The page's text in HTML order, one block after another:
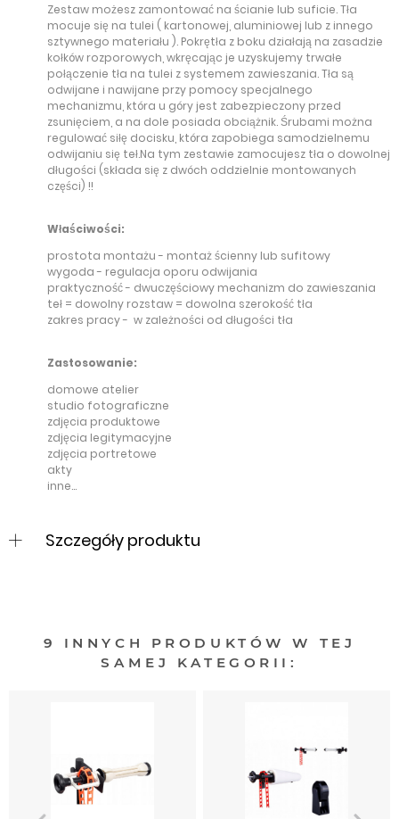
Zestaw możesz zamontować na ścianie lub suficie. Tła
mocuje się na tulei ( kartonowej, aluminiowej lub z innego
sztywnego materiału ). Pokrętła z boku działają na zasadzie
kołków rozporowych, wkręcając je uzyskujemy trwałe
połączenie tła na tulei z systemem zawieszania. Tła są
odwijane i nawijane przy pomocy specjalnego
mechanizmu, która u góry jest zabezpieczony przed
zsunięciem, a na dole posiada obciążnik. Śrubami można
regulować siłę docisku, która zapobiega samodzielnemu
odwijaniu się teł.Na tym zestawie zamocujesz tła o dowolnej
długości (składa się z dwóch oddzielnie montowanych
części) !!
Właściwości:
prostota montażu - montaż ścienny lub sufitowy
wygoda - regulacja oporu odwijania
praktyczność - dwuczęściowy mechanizm do zawieszania
teł = dowolny rozstaw = dowolna szerokość tła
zakres pracy - w zależności od długości tła
Zastosowanie:
domowe atelier
studio fotograficzne
zdjęcia produktowe
zdjęcia legitymacyjne
zdjęcia portretowe
akty
inne...
Szczegóły produktu
9 INNYCH PRODUKTÓW W TEJ
SAMEJ KATEGORII: